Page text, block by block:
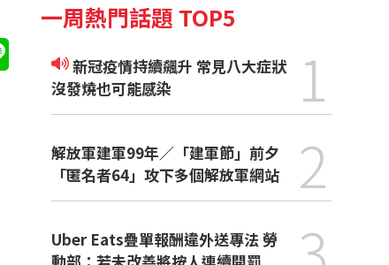
一周熱門話題 TOP5
新冠疫情持續飆升 常見八大症狀
沒發燒也可能感染
1
解放軍建軍99年／「建軍節」前夕
「匿名者64」攻下多個解放軍網站
2
Uber Eats疊單報酬違外送專法 勞